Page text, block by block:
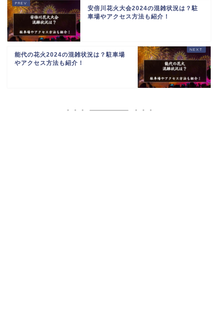
安倍川花火大会2024の混雑状況は？駐
車場やアクセス方法も紹介！
能代の花火2024の混雑状況は？駐車場
やアクセス方法も紹介！